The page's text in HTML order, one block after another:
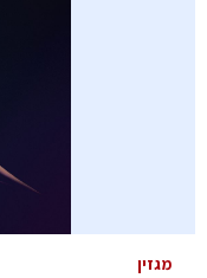
מגזין